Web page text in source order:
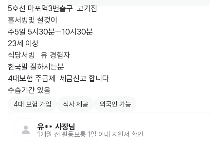
5호선 마포역3번출구  고기집
홀서빙및 설겆이
주5일 5시30분ㅡ10시30분
23세 이상
식당서빙   유 경험자
한국말 잘하시는분
4대보험 주급제  세금신고 합니다
수습기간 있음
4대 보험 가입 식사 제공 외국인 가능
유** 사장님
1개월 전 활동 보통 1일 이내 지원서 확인